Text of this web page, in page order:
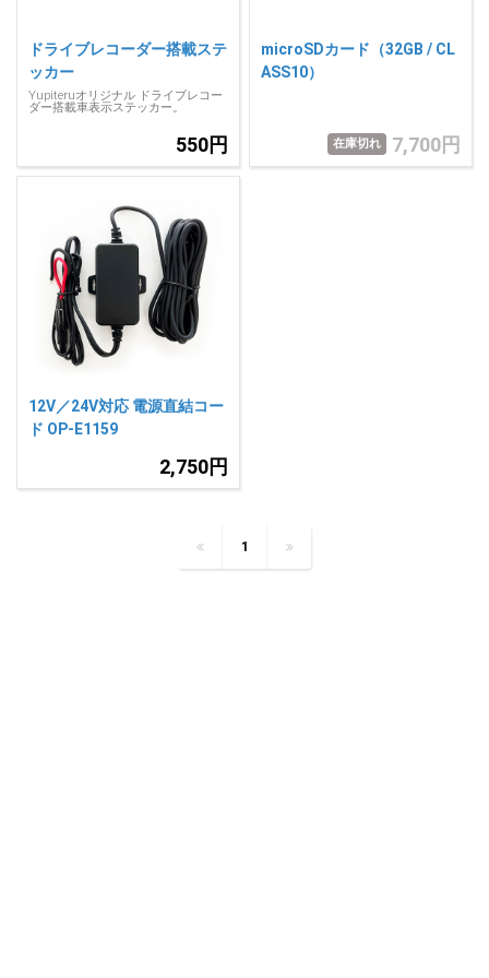
ドライブレコーダー搭載ステ
ッカー
Yupiteruオリジナル ドライブレコー
ダー搭載車表示ステッカー。
550円
microSDカード（32GB / CL
ASS10）
在庫切れ 7,700円
12V／24V対応 電源直結コー
ド OP-E1159
2,750円
1